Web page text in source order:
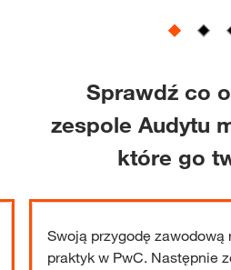
Sprawdź co
zespole Audytu
które go
Swoją przygodę zawodową
praktyk w PwC. Następnie